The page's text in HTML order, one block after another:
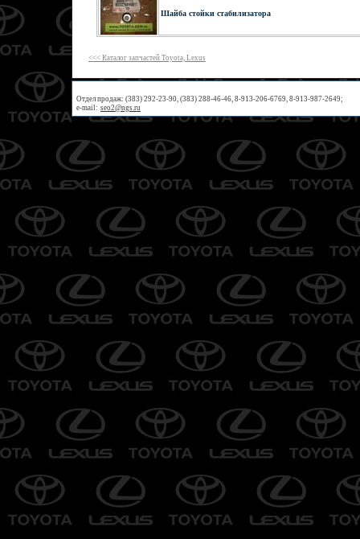
Шайба стойки стабилизатора
<<< Каталог запчастей Toyota, Lexus
Отдел продаж: (383) 292-23-90, (383) 288-46-46, 8-913-206-6769, 8-913-987-2649;
e-mail: seo2@ngs.ru